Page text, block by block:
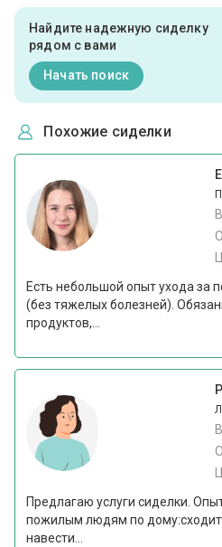
Найдите надежную сиделку
рядом с вами
Начать поиск
Похожие сиделки
Есть небольшой опыт ухода за
(без тяжелых болезней).
продуктов,...
Предлагаю услуги сиделки.
пожилым людям по
навести...